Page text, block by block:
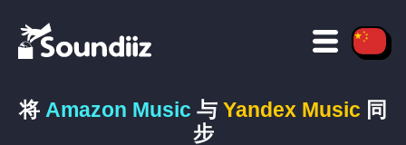
将 Amazon Music 与 Yandex Music 同
步